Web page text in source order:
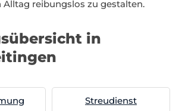
Alltag reibungslos zu gestalten.
in
Streudienst